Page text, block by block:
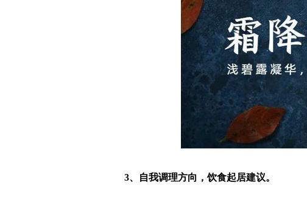
3、自我调理方向，饮食起居建议。